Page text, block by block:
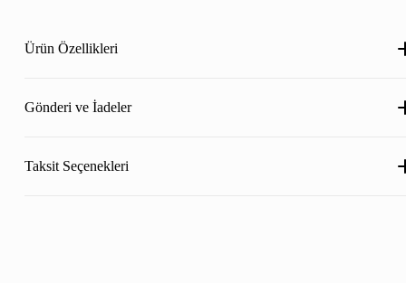
Ürün Özellikleri
Gönderi ve İadeler
Taksit Seçenekleri